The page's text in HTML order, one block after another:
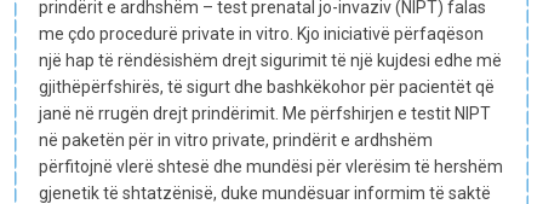
prindërit e ardhshëm – test prenatal jo-invaziv (NIPT) falas
me çdo procedurë private in vitro. Kjo iniciativë përfaqëson
një hap të rëndësishëm drejt sigurimit të një kujdesi edhe më
gjithëpërfshirës, të sigurt dhe bashkëkohor për pacientët që
janë në rrugën drejt prindërimit. Me përfshirjen e testit NIPT
në paketën për in vitro private, prindërit e ardhshëm
përfitojnë vlerë shtesë dhe mundësi për vlerësim të hershëm
gjenetik të shtatzënisë, duke mundësuar informim të saktë